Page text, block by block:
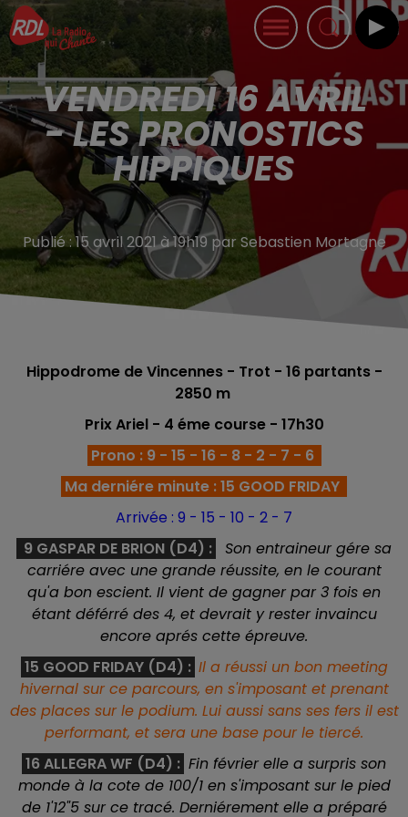
VENDREDI 16 AVRIL
- LES PRONOSTICS
HIPPIQUES
Publié : 15 avril 2021 à 19h19 par Sebastien Mortagne
Hippodrome de Vincennes - Trot - 16 partants -
2850 m
Prix Ariel - 4 éme course - 17h30
Prono : 9 - 15 - 16 - 8 - 2 - 7 - 6
Ma derniére minute : 15 GOOD FRIDAY
Arrivée : 9 - 15 - 10 - 2 - 7
9 GASPAR DE BRION (D4) :
Son entraineur gére sa
carriére avec une grande réussite, en le courant
qu'a bon escient. Il vient de gagner par 3 fois en
étant déférré des 4, et devrait y rester invaincu
encore aprés cette épreuve.
15 GOOD FRIDAY (D4) : Il a réussi un bon meeting
hivernal sur ce parcours, en s'imposant et prenant
des places sur le podium. Lui aussi sans ses fers il est
performant, et sera une base pour le tiercé.
16 ALLEGRA WF (D4) : Fin février elle a surpris son
monde à la cote de 100/1 en s'imposant sur le pied
de 1'12"5 sur ce tracé. Derniérement elle a préparé